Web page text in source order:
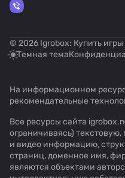
© 2026 Igrobox: Купить
Темная тема
На информационном
рекомендательные
Все ресурсы сайта
ограничиваясь)
и видео информацию,
страниц, доменное имя,
являются объектами